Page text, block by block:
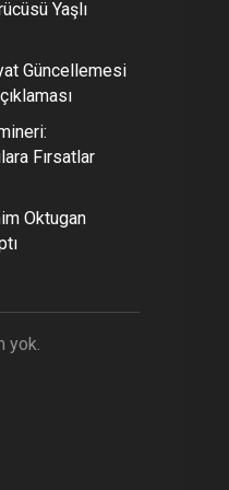
Yaşlı
Güncellemesi
Fırsatlar
Oktugan
yok.